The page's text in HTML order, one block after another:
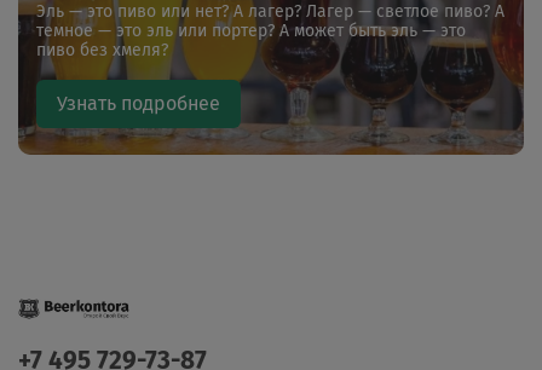
Эль — это пиво или нет? А лагер? Лагер — светлое пиво? А
темное — это эль или портер? А может быть эль — это
пиво без хмеля?
Узнать подробнее
+7 495 729-73-87